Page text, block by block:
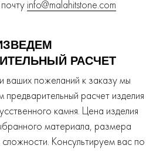
info@malahitstone.com
РАСЧЕТ
ваших пожеланий к заказу мы
предварительный расчет изделия
камня. Цена изделия
материала, размера
сложности. Консультируем вас по